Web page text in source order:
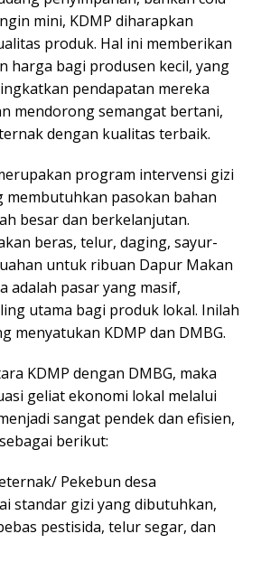
mini, KDMP diharapkan
produk. Hal ini memberikan
harga bagi produsen kecil, yang
pendapatan mereka
mendorong semangat bertani,
dengan kualitas terbaik.
program intervensi gizi
membutuhkan pasokan bahan
besar dan berkelanjutan.
beras, telur, daging, sayur-
untuk ribuan Dapur Makan
adalah pasar yang masif,
utama bagi produk lokal. Inilah
menyatukan KDMP dan DMBG.
KDMP dengan DMBG, maka
geliat ekonomi lokal melalui
sangat pendek dan efisien,
berikut:
Pekebun desa
standar gizi yang dibutuhkan,
pestisida, telur segar, dan